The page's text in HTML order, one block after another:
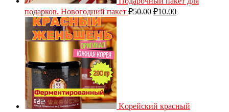
подарков. Новогодний пакет ₽50.00 ₽10.00
Kорейский красный